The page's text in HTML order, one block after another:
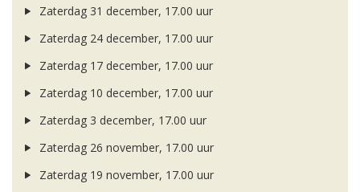
Zaterdag 31 december, 17.00 uur
Zaterdag 24 december, 17.00 uur
Zaterdag 17 december, 17.00 uur
Zaterdag 10 december, 17.00 uur
Zaterdag 3 december, 17.00 uur
Zaterdag 26 november, 17.00 uur
Zaterdag 19 november, 17.00 uur